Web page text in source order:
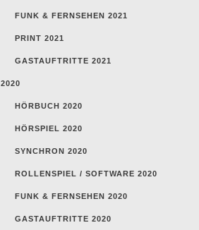
FUNK & FERNSEHEN 2021
PRINT 2021
GASTAUFTRITTE 2021
2020
HÖRBUCH 2020
HÖRSPIEL 2020
SYNCHRON 2020
ROLLENSPIEL / SOFTWARE 2020
FUNK & FERNSEHEN 2020
GASTAUFTRITTE 2020